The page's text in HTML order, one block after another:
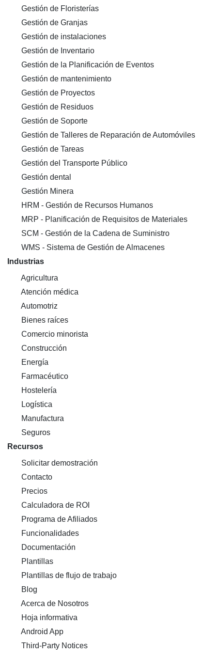
Gestión de Floristerías
Gestión de Granjas
Gestión de instalaciones
Gestión de Inventario
Gestión de la Planificación de Eventos
Gestión de mantenimiento
Gestión de Proyectos
Gestión de Residuos
Gestión de Soporte
Gestión de Talleres de Reparación de Automóviles
Gestión de Tareas
Gestión del Transporte Público
Gestión dental
Gestión Minera
HRM - Gestión de Recursos Humanos
MRP - Planificación de Requisitos de Materiales
SCM - Gestión de la Cadena de Suministro
WMS - Sistema de Gestión de Almacenes
Industrias
Agricultura
Atención médica
Automotriz
Bienes raíces
Comercio minorista
Construcción
Energía
Farmacéutico
Hostelería
Logística
Manufactura
Seguros
Recursos
Solicitar demostración
Contacto
Precios
Calculadora de ROI
Programa de Afiliados
Funcionalidades
Documentación
Plantillas
Plantillas de flujo de trabajo
Blog
Acerca de Nosotros
Hoja informativa
Android App
Third-Party Notices